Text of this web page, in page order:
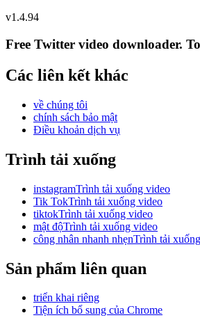
v1.4.94
Free Twitter video downloader.
Các liên kết khác
về chúng tôi
chính sách bảo mật
Điều khoản dịch vụ
Trình tải xuống
instagramTrình tải xuống video
Tik TokTrình tải xuống video
tiktokTrình tải xuống video
mật độTrình tải xuống video
công nhân nhanh nhẹnTrình tải
Sản phẩm liên quan
triển khai riêng
Tiện ích bổ sung của Chrome